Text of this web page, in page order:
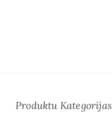
Produktu Kategorijas